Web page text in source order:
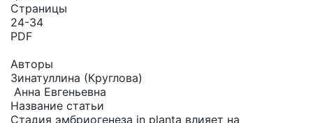
PDF
Страницы
24-34
Авторы
Зинатуллина (Круглова)
Анна Евгеньевна
Название статьи
Стадия эмбриогенеза in planta влияет на